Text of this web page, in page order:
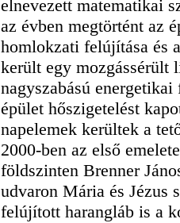
elnevezett matematikai
az évben megtörtént az
homlokzati felújítása és
került egy mozgássérült
nagyszabású
épület hőszigetelést
napelemek kerültek a
2000-ben az első
földszinten Brenner
udvaron Mária és Jézus
felújított harangláb is a